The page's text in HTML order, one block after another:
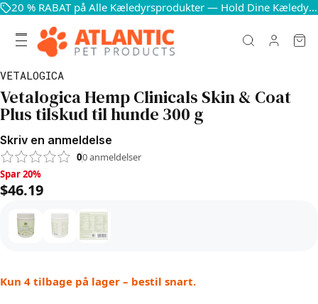
20 % RABAT på Alle Kæledyrsprodukter — Hold Dine Kæledyr Glade og Sunde
VETALOGICA
Vetalogica Hemp Clinicals Skin & Coat
Plus tilskud til hunde 300 g
Skriv en anmeldelse
00anmeldelser
Spar 20%, $46.19
Spar 20%
$46.19
Kun 4 tilbage på lager – bestil snart.